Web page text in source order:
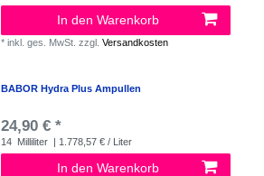
In den Warenkorb
*inkl. ges. MwSt. zzgl.Versandkosten
BABOR Hydra Plus Ampullen
24,90 € *
14 Milliliter | 1.778,57 € / Liter
In den Warenkorb